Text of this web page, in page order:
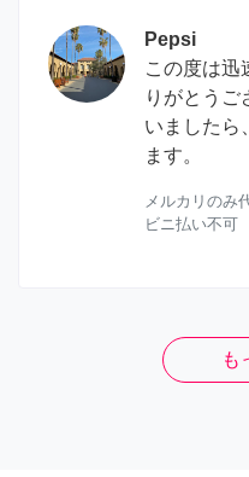
Pepsi
この度は迅
りがとうご
いましたら
ます。
メルカリのみ
ビニ払い不可
も